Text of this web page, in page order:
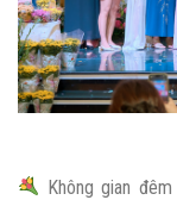
Không gian